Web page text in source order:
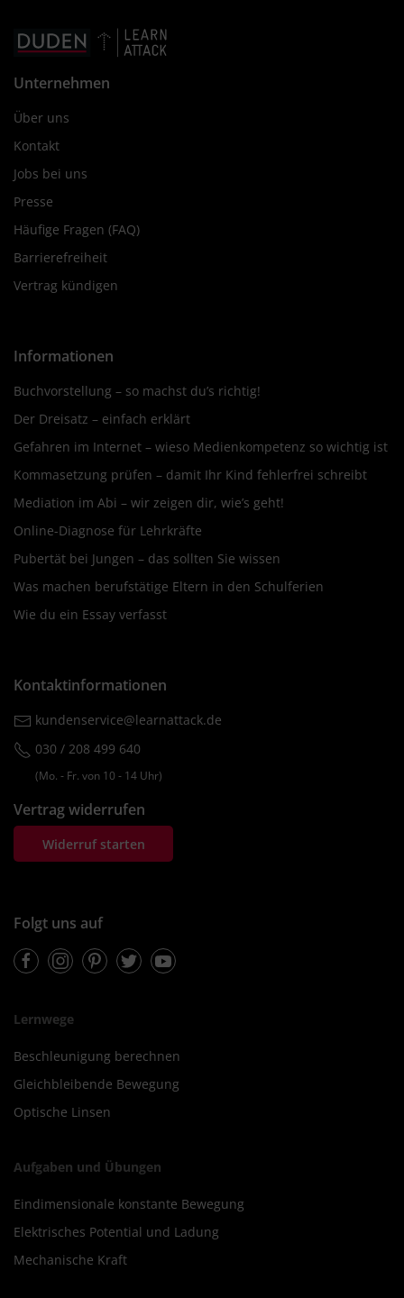
Unternehmen
Über uns
Kontakt
Jobs bei uns
Presse
Häufige Fragen (FAQ)
Barrierefreiheit
Vertrag kündigen
Informationen
Buchvorstellung – so machst du’s richtig!
Der Dreisatz – einfach erklärt
Gefahren im Internet – wieso Medienkompetenz so wichtig ist
Kommasetzung prüfen – damit Ihr Kind fehlerfrei schreibt
Mediation im Abi – wir zeigen dir, wie’s geht!
Online-Diagnose für Lehrkräfte
Pubertät bei Jungen – das sollten Sie wissen
Was machen berufstätige Eltern in den Schulferien
Wie du ein Essay verfasst
Kontaktinformationen
kundenservice@learnattack.de
030 / 208 499 640
(Mo. ‐ Fr. von 10 ‐ 14 Uhr)
Vertrag widerrufen
Widerruf starten
Folgt uns auf
FacebookInstagramPinterestTwitterYoutube
Lernwege
Beschleunigung berechnen
Gleichbleibende Bewegung
Optische Linsen
Aufgaben und Übungen
Eindimensionale konstante Bewegung
Elektrisches Potential und Ladung
Mechanische Kraft